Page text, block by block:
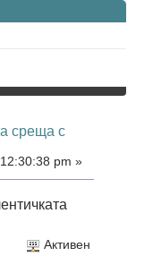
среща с
pm »
Активен